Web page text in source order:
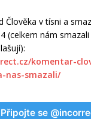
Člověka v tísni a
(celkem nám
komentar-
nas-smazali/
Připojte se